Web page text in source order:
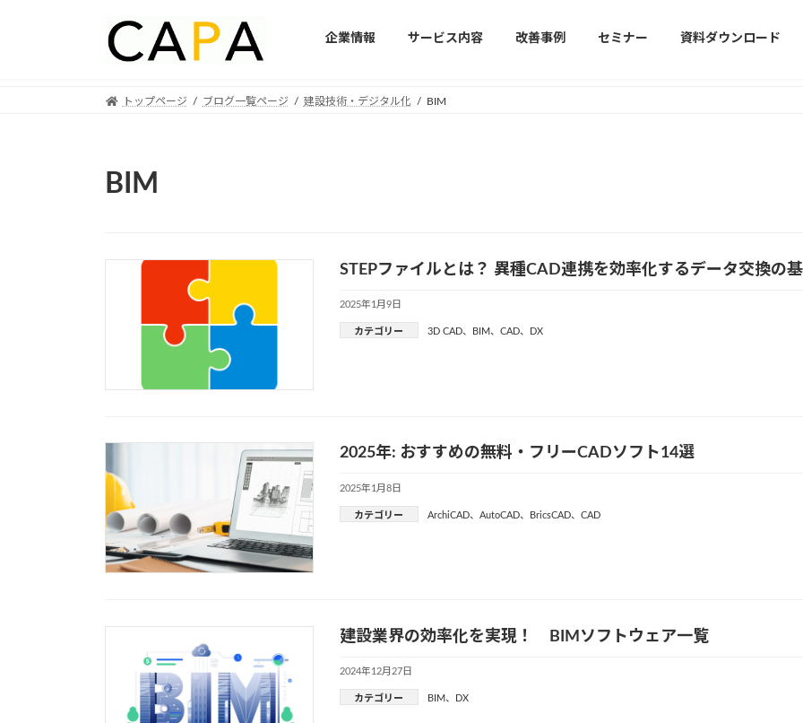
企業情報 サービス内容 改善事例 セミナー 資料ダウンロード
トップページ ブログ一覧ページ 建設技術・デジタル化 BIM
BIM
STEPファイルとは？ 異種CAD連携を効率化するデータ交換の
2025年1月9日
カテゴリー 3D CAD、 BIM、 CAD、 DX
2025年: おすすめの無料・フリーCADソフト14選
2025年1月8日
カテゴリー ArchiCAD、 AutoCAD、 BricsCAD、 CAD
建設業界の効率化を実現！ BIMソフトウェア一覧
2024年12月27日
カテゴリー BIM、 DX